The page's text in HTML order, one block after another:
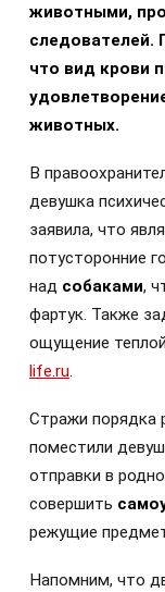
животными,
следователей.
что вид крови
животных.
В
девушка
заявила, что
потусторонние
над собаками,
фартук. Также
ощущение
life.ru.
Стражи порядка
поместили
отправки в
совершить
режущие
Напомним, что